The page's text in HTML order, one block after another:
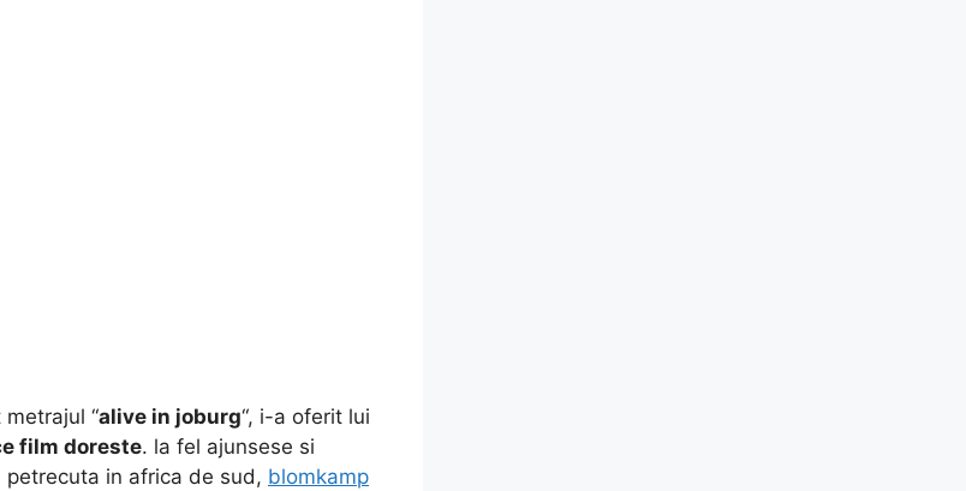
“alive in joburg“, i-a oferit lui
film doreste. la fel ajunsese si
petrecuta in africa de sud, blomkamp